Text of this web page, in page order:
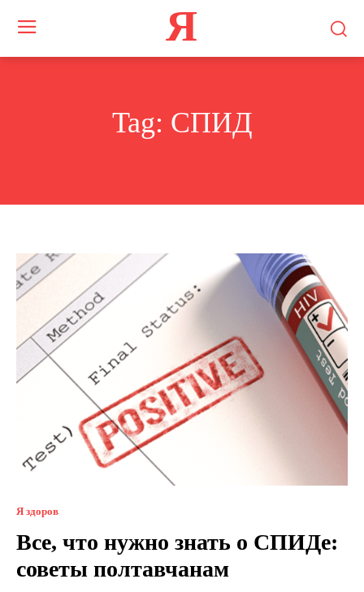
Я
Tag: СПИД
Я здоров
Все, что нужно знать о СПИДе:
советы полтавчанам